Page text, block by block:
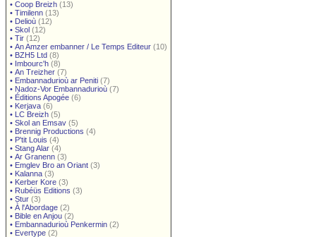
• Coop Breizh (13)
• Timilenn (13)
• Delioù (12)
• Skol (12)
• Tir (12)
• An Amzer embanner / Le Temps Editeur (10)
• BZH5 Ltd (8)
• Imbourc'h (8)
• An Treizher (7)
• Embannadurioù ar Peniti (7)
• Nadoz-Vor Embannadurioù (7)
• Éditions Apogée (6)
• Kerjava (6)
• LC Breizh (5)
• Skol an Emsav (5)
• Brennig Productions (4)
• P'tit Louis (4)
• Stang Alar (4)
• Ar Granenn (3)
• Emglev Bro an Oriant (3)
• Kalanna (3)
• Kerber Kore (3)
• Rubéüs Editions (3)
• Stur (3)
• À l'Abordage (2)
• Bible en Anjou (2)
• Embannadurioù Penkermin (2)
• Evertype (2)